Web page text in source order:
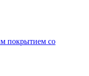
покрытием cо